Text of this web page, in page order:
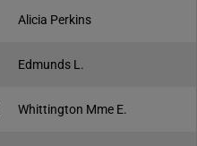
Alicia Perkins
Edmunds L.
Whittington Mme E.